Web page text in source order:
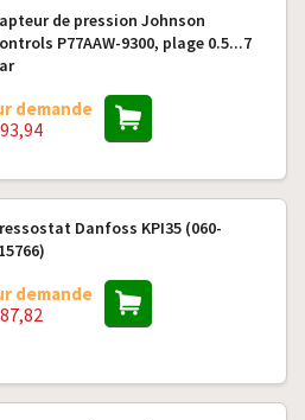
de pression Johnson
P77AAW-9300, plage 0.5...7
demande
Danfoss KPI35 (060-
demande